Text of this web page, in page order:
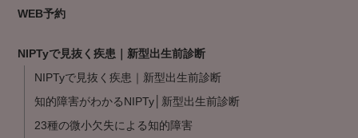
WEB予約
NIPTyで見抜く疾患｜新型出生前診断
NIPTyで見抜く疾患｜新型出生前診断
知的障害がわかるNIPTy│新型出生前診断
23種の微小欠失による知的障害